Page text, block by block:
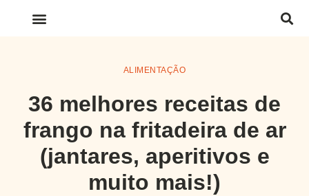
ALIMENTAÇÃO
36 melhores receitas de
frango na fritadeira de ar
(jantares, aperitivos e
muito mais!)